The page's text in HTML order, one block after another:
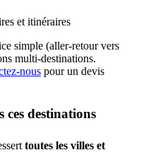
et itinéraires
simple (aller-retour vers
multi-destinations.
nous pour un devis
ces destinations
toutes les villes et